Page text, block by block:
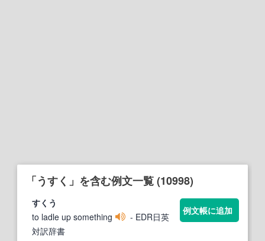
「うすく」を含む例文一覧 (10998)
すくう
to ladle up something
- EDR日英
対訳辞書
例文帳に追加